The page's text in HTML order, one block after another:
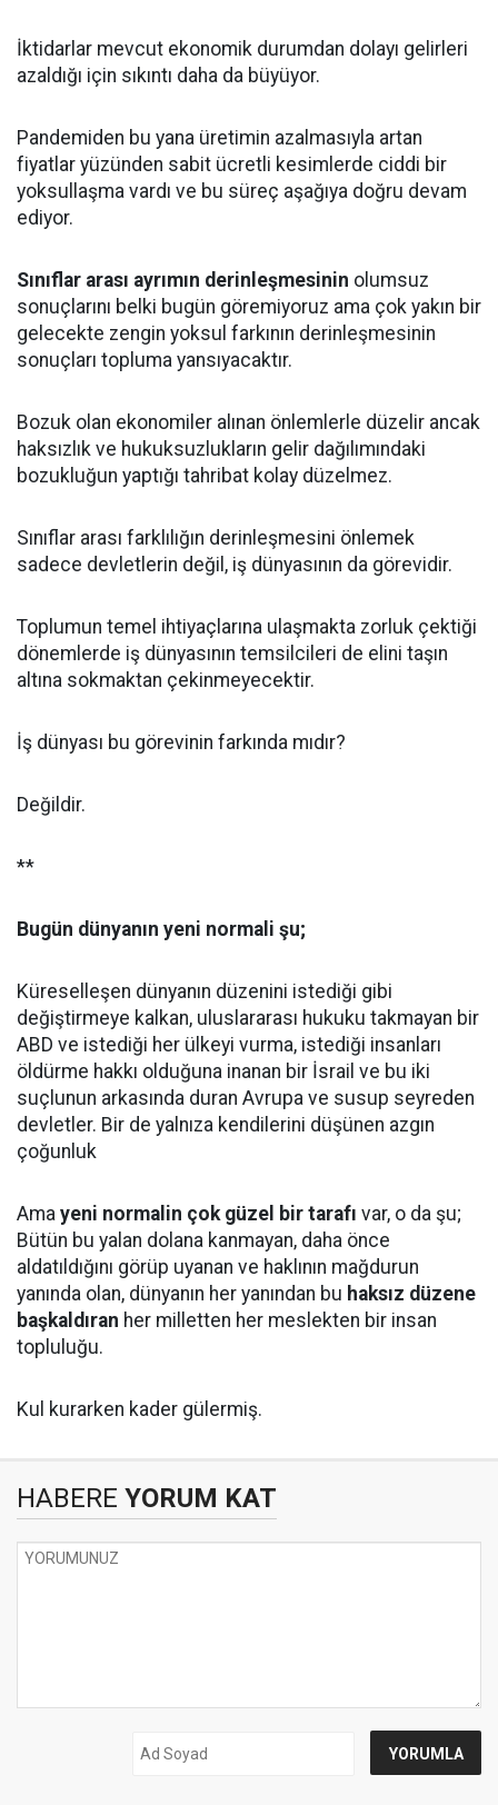
İktidarlar mevcut ekonomik durumdan dolayı gelirleri
azaldığı için sıkıntı daha da büyüyor.
Pandemiden bu yana üretimin azalmasıyla artan
fiyatlar yüzünden sabit ücretli kesimlerde ciddi bir
yoksullaşma vardı ve bu süreç aşağıya doğru devam
ediyor.
Sınıflar arası ayrımın derinleşmesinin olumsuz
sonuçlarını belki bugün göremiyoruz ama çok yakın bir
gelecekte zengin yoksul farkının derinleşmesinin
sonuçları topluma yansıyacaktır.
Bozuk olan ekonomiler alınan önlemlerle düzelir ancak
haksızlık ve hukuksuzlukların gelir dağılımındaki
bozukluğun yaptığı tahribat kolay düzelmez.
Sınıflar arası farklılığın derinleşmesini önlemek
sadece devletlerin değil, iş dünyasının da görevidir.
Toplumun temel ihtiyaçlarına ulaşmakta zorluk çektiği
dönemlerde iş dünyasının temsilcileri de elini taşın
altına sokmaktan çekinmeyecektir.
İş dünyası bu görevinin farkında mıdır?
Değildir.
**
Bugün dünyanın yeni normali şu;
Küreselleşen dünyanın düzenini istediği gibi
değiştirmeye kalkan, uluslararası hukuku takmayan bir
ABD ve istediği her ülkeyi vurma, istediği insanları
öldürme hakkı olduğuna inanan bir İsrail ve bu iki
suçlunun arkasında duran Avrupa ve susup seyreden
devletler. Bir de yalnıza kendilerini düşünen azgın
çoğunluk
Ama yeni normalin çok güzel bir tarafı var, o da şu;
Bütün bu yalan dolana kanmayan, daha önce
aldatıldığını görüp uyanan ve haklının mağdurun
yanında olan, dünyanın her yanından bu haksız düzene
başkaldıran her milletten her meslekten bir insan
topluluğu.
Kul kurarken kader gülermiş.
HABERE YORUM KAT